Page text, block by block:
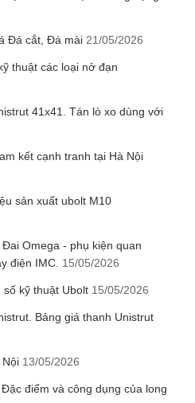
Đá cắt, Đá mài 21/05/2026
thuật các loại nở đạn
41x41. Tán lò xo dùng với
kết cạnh tranh tại Hà Nội
sản xuất ubolt M10
Omega - phụ kiện quan
điện IMC. 15/05/2026
số kỹ thuật Ubolt 15/05/2026
Bảng giá thanh Unistrut
Nội 13/05/2026
điểm và công dụng của long